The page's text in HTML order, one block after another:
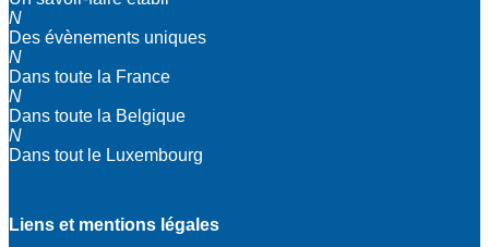
N
Des évènements uniques
N
Dans toute la France
N
Dans toute la Belgique
N
Dans tout le Luxembourg
Liens et mentions légales